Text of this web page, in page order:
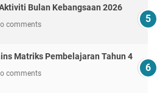
Bulan Kebangsaan 2026
comments
Matriks Pembelajaran Tahun 4
comments